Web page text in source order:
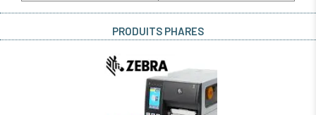
PRODUITS PHARES